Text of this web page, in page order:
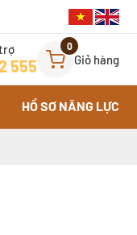
555
0
Giỏ hàng
HỒ SƠ NĂNG LỰC